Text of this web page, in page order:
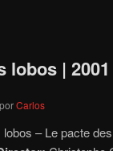
lobos | 2001
porCarlos
– Le pacte